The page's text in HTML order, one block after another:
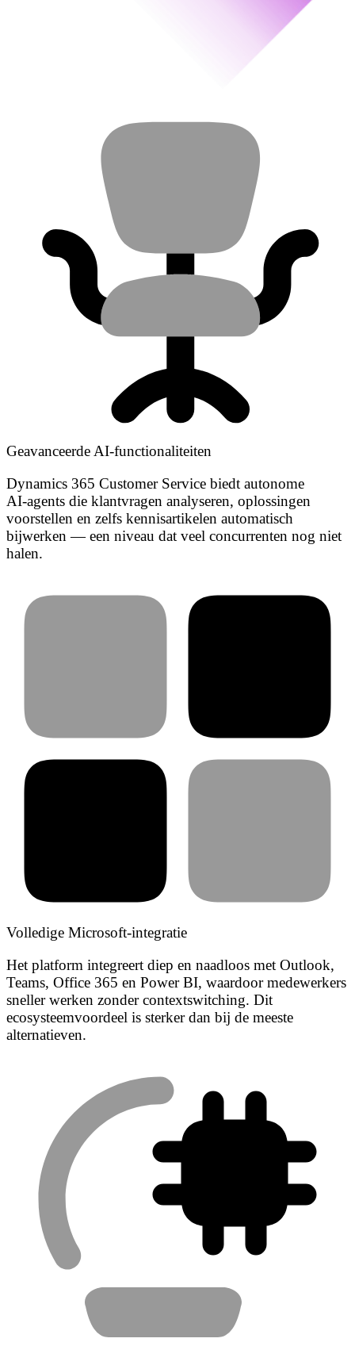
Geavanceerde AI‑functionaliteiten
Dynamics 365 Customer Service biedt autonome
AI‑agents die klantvragen analyseren, oplossingen
voorstellen en zelfs kennisartikelen automatisch
bijwerken — een niveau dat veel concurrenten nog niet
halen.
Volledige Microsoft-integratie
Het platform integreert diep en naadloos met Outlook,
Teams, Office 365 en Power BI, waardoor medewerkers
sneller werken zonder contextswitching. Dit
ecosysteemvoordeel is sterker dan bij de meeste
alternatieven.